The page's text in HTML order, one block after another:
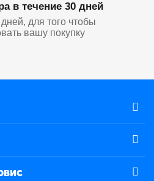
в течение 30 дней
для того чтобы
вашу покупку